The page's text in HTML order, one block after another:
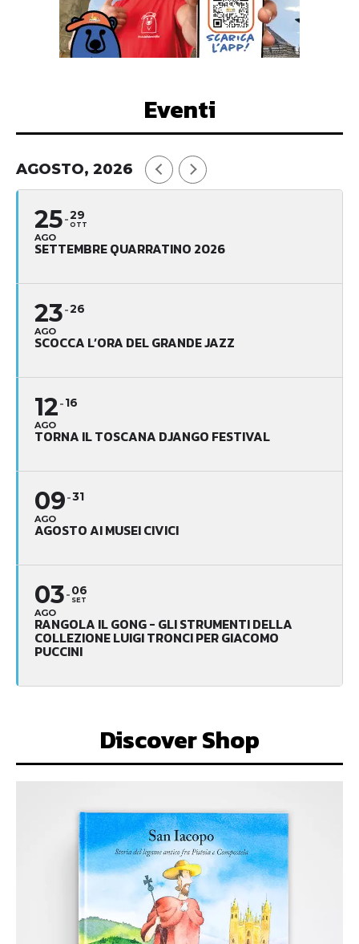
Eventi
AGOSTO, 2026
25
AGO
29
OTT
SETTEMBRE QUARRATINO 2026
23
AGO
26
SCOCCA L’ORA DEL GRANDE JAZZ
12
AGO
16
TORNA IL TOSCANA DJANGO FESTIVAL
09
AGO
31
AGOSTO AI MUSEI CIVICI
03
AGO
06
SET
RANGOLA IL GONG - GLI STRUMENTI DELLA
COLLEZIONE LUIGI TRONCI PER GIACOMO
PUCCINI
Discover Shop